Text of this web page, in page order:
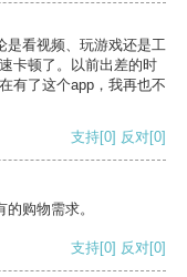
是看视频、玩游戏还是工
卡顿了。以前出差的时
有了这个app，我再也不
支持[0] 反对[0]
购物需求。
支持[0] 反对[0]